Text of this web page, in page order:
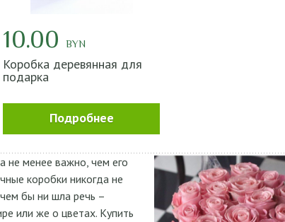
10.00BYN
Коробка деревянная для
подарка
Подробнее
не менее важно, чем его
коробки никогда не
бы ни шла речь –
или же о цветах. Купить